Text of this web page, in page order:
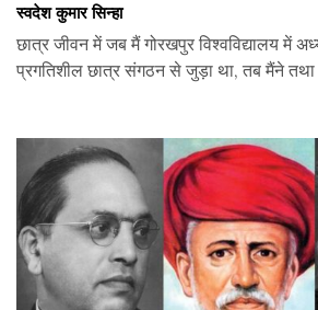
स्वदेश कुमार सिन्हा
छात्र जीवन में जब मैं गोरखपुर विश्वविद्यालय में
प्रगतिशील छात्र संगठन से जुड़ा था, तब मैंने